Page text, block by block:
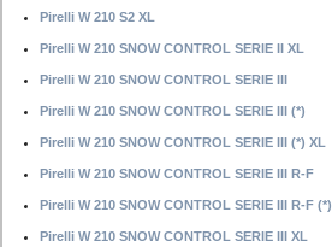
Pirelli W 210 S2 XL
Pirelli W 210 SNOW CONTROL SERIE II XL
Pirelli W 210 SNOW CONTROL SERIE III
Pirelli W 210 SNOW CONTROL SERIE III (*)
Pirelli W 210 SNOW CONTROL SERIE III (*) XL
Pirelli W 210 SNOW CONTROL SERIE III R-F
Pirelli W 210 SNOW CONTROL SERIE III R-F (*)
Pirelli W 210 SNOW CONTROL SERIE III XL